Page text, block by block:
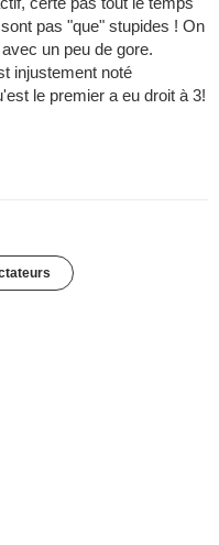
pas "que" stupides ! On
un peu de gore.
injustement noté
le premier a eu droit à 3!